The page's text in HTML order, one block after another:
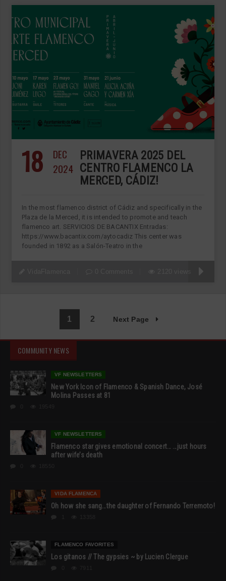
18
DEC
2024
PRIMAVERA 2025 DEL
CENTRO FLAMENCO LA
MERCED, CÁDIZ!
In the most flamenco district of Cádiz and specifically in the
Plaza de la Merced, it is intended to promote and teach
flamenco art. SERVICIOS DE BACANTIX Entradas:
https://www.bacantix.com/aytocadiz This center was
founded in 1892 as a Salón-Teatro in the
1 2 Next Page
COMMUNITY NEWS
VF NEWSLETTERS
New York Icon of Flamenco & Spanish Dance, José
Molina Passes at 81
VF NEWSLETTERS
Flamenco star gives emotional concert… …just hours
after wife’s death
VIDA FLAMENCA
Oh how she sang…the daughter of Fernando Terremoto!
FLAMENCO FAVORITES
Los gitanos // The gypsies ~ by Lucien Clergue